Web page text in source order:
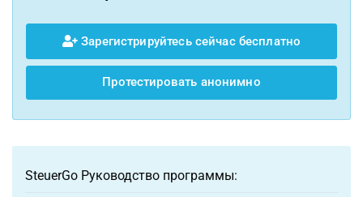
Зарегистрируйтесь сейчас бесплатно
Протестировать анонимно
SteuerGo Руководство программы: